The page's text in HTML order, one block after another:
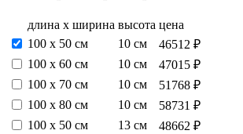
длина х ширина высота цена
100 х 50 см
10 см
46512 ₽
100 х 60 см
10 см
47015 ₽
100 х 70 см
10 см
51768 ₽
100 х 80 см
10 см
58731 ₽
100 х 50 см
13 см
48662 ₽